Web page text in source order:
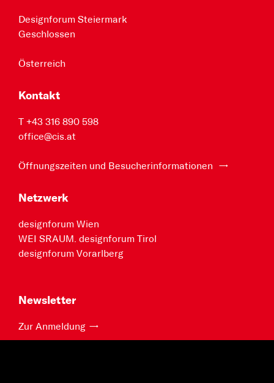
Designforum Steiermark
Geschlossen
Österreich
Kontakt
T +43 316 890 598
office@cis.at
Öffnungszeiten und Besucherinformationen
Netzwerk
designforum Wien
WEI SRAUM. designforum Tirol
designforum Vorarlberg
Newsletter
Zur Anmeldung